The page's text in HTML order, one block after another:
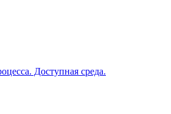
Доступная среда.